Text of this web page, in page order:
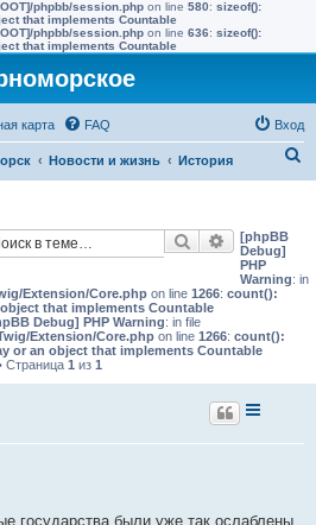
phpbb/session.php on line 580: sizeof():
that implements Countable
phpbb/session.php on line 636: sizeof():
that implements Countable
карта FAQ Вход
Новости и жизнь История
Поиск
[phpBB
Debug]
PHP
Warning: in
Extension/Core.php on line 1266: count():
that implements Countable
Debug] PHP Warning: in file
Extension/Core.phpon line 1266: count():
or an object that implements Countable
Страница 1 из 1
государства были уже так ослаблены